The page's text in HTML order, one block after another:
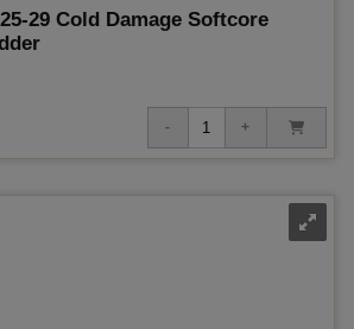
29 Cold Damage Softcore